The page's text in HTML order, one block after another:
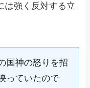
は強く反対する立
国神の怒りを招
っていたので